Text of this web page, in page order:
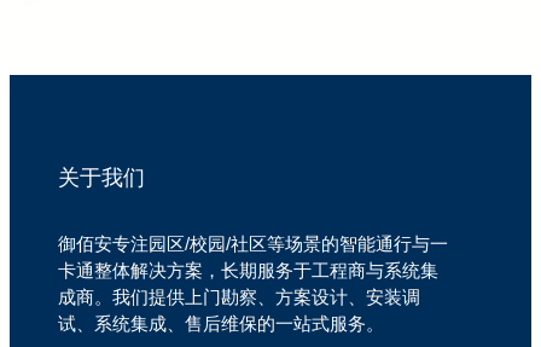
关于我们
御佰安专注园区/校园/社区等场景的智能通行与一
卡通整体解决方案，长期服务于工程商与系统集
成商。我们提供上门勘察、方案设计、安装调
试、系统集成、售后维保的一站式服务。